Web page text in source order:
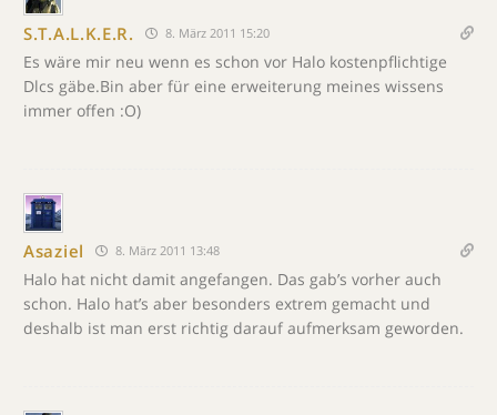
S.T.A.L.K.E.R. 8. März 2011 15:20
Es wäre mir neu wenn es schon vor Halo kostenpflichtige
Dlcs gäbe.Bin aber für eine erweiterung meines wissens
immer offen :O)
Asaziel 8. März 2011 13:48
Halo hat nicht damit angefangen. Das gab’s vorher auch
schon. Halo hat’s aber besonders extrem gemacht und
deshalb ist man erst richtig darauf aufmerksam geworden.